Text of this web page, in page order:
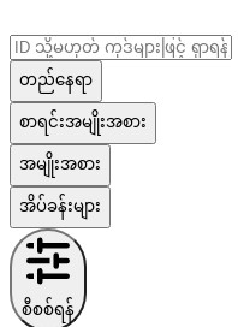
တည်နေရာ
စာရင်းအမျိုးအစား
အမျိုးအစား
အိပ်ခန်းများ
စီစစ်ရန်